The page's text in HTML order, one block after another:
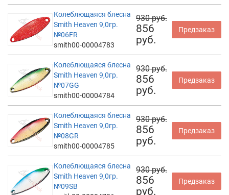
Колеблющаяся блесна
Smith Heaven 9,0гр.
№06FR
smith00-00004783
930 руб.
856
руб.
Предзаказ
Колеблющаяся блесна
Smith Heaven 9,0гр.
№07GG
smith00-00004784
930 руб.
856
руб.
Предзаказ
Колеблющаяся блесна
Smith Heaven 9,0гр.
№08GR
smith00-00004785
930 руб.
856
руб.
Предзаказ
Колеблющаяся блесна
Smith Heaven 9,0гр.
№09SB
930 руб.
856
руб.
Предзаказ